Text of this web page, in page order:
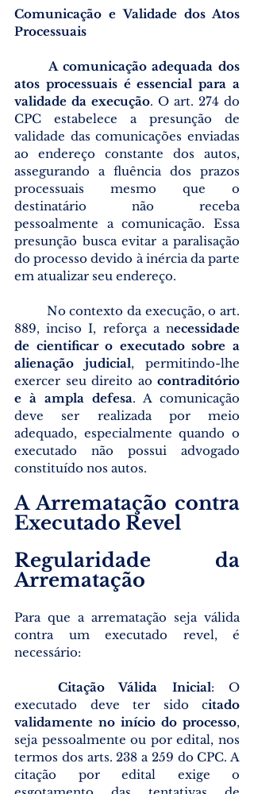
Comunicação e Validade dos Atos
Processuais
A comunicação adequada dos
atos processuais é essencial para a
validade da execução. O art. 274 do
CPC estabelece a presunção de
validade das comunicações enviadas
ao endereço constante dos autos,
assegurando a fluência dos prazos
processuais mesmo que o
destinatário não receba
pessoalmente a comunicação. Essa
presunção busca evitar a paralisação
do processo devido à inércia da parte
em atualizar seu endereço.
889, inciso I, reforça a necessidade
de cientificar o executado sobre a
alienação judicial, permitindo-lhe
exercer seu direito ao contraditório
e à ampla defesa. A comunicação
deve ser realizada por meio
adequado, especialmente quando o
executado não possui advogado
constituído nos autos.
A Arrematação contra
Executado Revel
Regularidade da
Arrematação
Para que a arrematação seja válida
contra um executado revel, é
necessário:
	Citação Válida Inicial
: O
executado deve ter sido citado
validamente no início do processo,
seja pessoalmente ou por edital, nos
termos dos arts. 238 a 259 do CPC. A
citação por edital exige o